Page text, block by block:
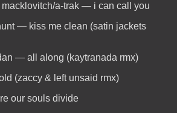
macklovitch/a-trak — i can call you
— kiss me clean (satin jackets
— all along (kaytranada rmx)
(zaccy & left unsaid rmx)
our souls divide